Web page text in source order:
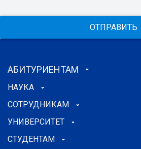
ОТПРАВИТЬ
АБИТУРИЕНТАМ
НАУКА
СОТРУДНИКАМ
УНИВЕРСИТЕТ
СТУДЕНТАМ